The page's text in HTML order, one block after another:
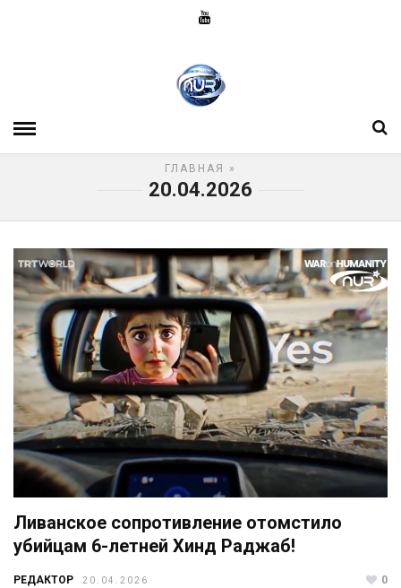
ГЛАВНАЯ »
20.04.2026
Ливанское сопротивление отомстило
убийцам 6-летней Хинд Раджаб!
РЕДАКТОР 20.04.2026 0